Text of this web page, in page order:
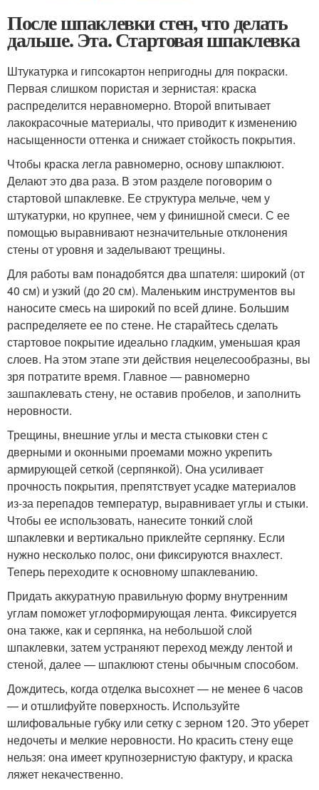
После шпаклевки стен, что делать
дальше. Эта. Стартовая шпаклевка
Штукатурка и гипсокартон непригодны для покраски.
Первая слишком пористая и зернистая: краска
распределится неравномерно. Второй впитывает
лакокрасочные материалы, что приводит к изменению
насыщенности оттенка и снижает стойкость покрытия.
Чтобы краска легла равномерно, основу шпаклюют.
Делают это два раза. В этом разделе поговорим о
стартовой шпаклевке. Ее структура мельче, чем у
штукатурки, но крупнее, чем у финишной смеси. С ее
помощью выравнивают незначительные отклонения
стены от уровня и заделывают трещины.
Для работы вам понадобятся два шпателя: широкий (от
40 см) и узкий (до 20 см). Маленьким инструментов вы
наносите смесь на широкий по всей длине. Большим
распределяете ее по стене. Не старайтесь сделать
стартовое покрытие идеально гладким, уменьшая края
слоев. На этом этапе эти действия нецелесообразны, вы
зря потратите время. Главное — равномерно
зашпаклевать стену, не оставив пробелов, и заполнить
неровности.
Трещины, внешние углы и места стыковки стен с
дверными и оконными проемами можно укрепить
армирующей сеткой (серпянкой). Она усиливает
прочность покрытия, препятствует усадке материалов
из-за перепадов температур, выравнивает углы и стыки.
Чтобы ее использовать, нанесите тонкий слой
шпаклевки и вертикально приклейте серпянку. Если
нужно несколько полос, они фиксируются внахлест.
Теперь переходите к основному шпаклеванию.
Придать аккуратную правильную форму внутренним
углам поможет углоформирующая лента. Фиксируется
она также, как и серпянка, на небольшой слой
шпаклевки, затем устраняют переход между лентой и
стеной, далее — шпаклюют стены обычным способом.
Дождитесь, когда отделка высохнет — не менее 6 часов
— и отшлифуйте поверхность. Используйте
шлифовальные губку или сетку с зерном 120. Это уберет
недочеты и мелкие неровности. Но красить стену еще
нельзя: она имеет крупнозернистую фактуру, и краска
ляжет некачественно.